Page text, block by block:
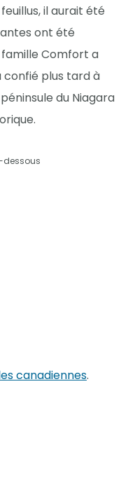
il aurait été
ont été
famille Comfort a
confié plus tard à
du Niagara
dessous
canadiennes.